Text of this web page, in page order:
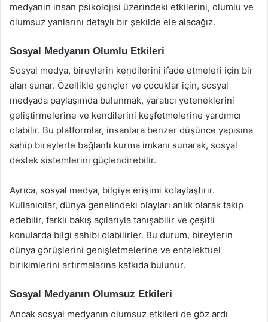
medyanın insan psikolojisi üzerindeki etkilerini, olumlu ve
olumsuz yanlarını detaylı bir şekilde ele alacağız.
Sosyal Medyanın Olumlu Etkileri
Sosyal medya, bireylerin kendilerini ifade etmeleri için bir
alan sunar. Özellikle gençler ve çocuklar için, sosyal
medyada paylaşımda bulunmak, yaratıcı yeteneklerini
geliştirmelerine ve kendilerini keşfetmelerine yardımcı
olabilir. Bu platformlar, insanlara benzer düşünce yapısına
sahip bireylerle bağlantı kurma imkanı sunarak, sosyal
destek sistemlerini güçlendirebilir.
Ayrıca, sosyal medya, bilgiye erişimi kolaylaştırır.
Kullanıcılar, dünya genelindeki olayları anlık olarak takip
edebilir, farklı bakış açılarıyla tanışabilir ve çeşitli
konularda bilgi sahibi olabilirler. Bu durum, bireylerin
dünya görüşlerini genişletmelerine ve entelektüel
birikimlerini artırmalarına katkıda bulunur.
Sosyal Medyanın Olumsuz Etkileri
Ancak sosyal medyanın olumsuz etkileri de göz ardı